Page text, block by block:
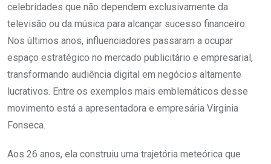
celebridades que não dependem exclusivamente da
televisão ou da música para alcançar sucesso financeiro.
Nos últimos anos, influenciadores passaram a ocupar
espaço estratégico no mercado publicitário e empresarial,
transformando audiência digital em negócios altamente
lucrativos. Entre os exemplos mais emblemáticos desse
movimento está a apresentadora e empresária Virginia
Fonseca.
Aos 26 anos, ela construiu uma trajetória meteórica que